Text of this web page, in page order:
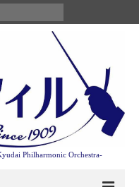
Philharmonic Orchestra-